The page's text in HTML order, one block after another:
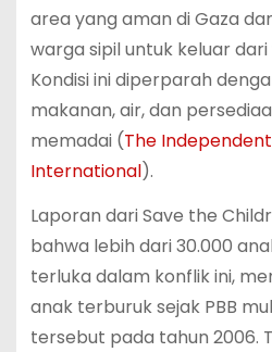
area yang aman di Gaza
warga sipil untuk keluar
Kondisi ini diperparah
makanan, air, dan
memadai​ (The Independent
International)​.
Laporan dari Save the
bahwa lebih dari 30.000
terluka dalam konflik ini,
anak terburuk sejak PBB
tersebut pada tahun 2006.